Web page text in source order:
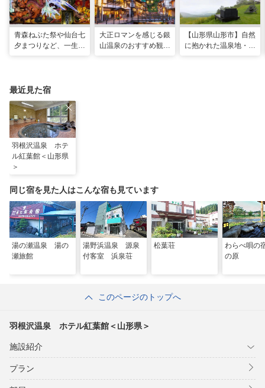
青森ねぶた祭や仙台七
夕まつりなど、一生に
大正ロマンを感じる銀
山温泉のおすすめ観光
【山形県山形市】自然
に抱かれた温泉地・蔵
最近見た宿
羽根沢温泉 ホテ
ル紅葉館＜山形県
＞
同じ宿を見た人はこんな宿も見ています
湯の瀬温泉 湯の
瀬旅館
湯野浜温泉 源泉
付客室 浜泉荘
松葉荘
わらべ唄
の原
このページのトップへ
羽根沢温泉 ホテル紅葉館＜山形県＞
施設紹介
プラン